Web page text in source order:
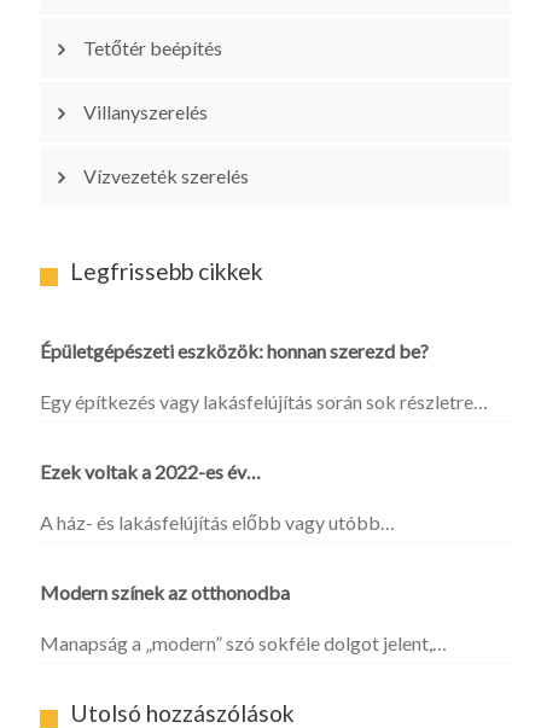
Tetőtér beépítés
Villanyszerelés
Vízvezeték szerelés
Legfrissebb cikkek
Épületgépészeti eszközök: honnan szerezd be?
Egy építkezés vagy lakásfelújítás során sok részletre…
Ezek voltak a 2022-es év…
A ház- és lakásfelújítás előbb vagy utóbb…
Modern színek az otthonodba
Manapság a „modern” szó sokféle dolgot jelent,…
Utolsó hozzászólások